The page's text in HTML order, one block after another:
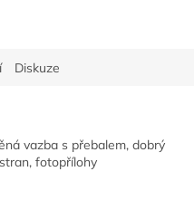
Diskuze
vazba s přebalem, dobrý
fotopřílohy